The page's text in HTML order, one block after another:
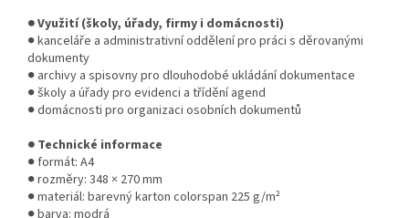
● Využití (školy, úřady, firmy i domácnosti)
● kanceláře a administrativní oddělení pro práci s děrovanými
dokumenty
● archivy a spisovny pro dlouhodobé ukládání dokumentace
● školy a úřady pro evidenci a třídění agend
● domácnosti pro organizaci osobních dokumentů
● Technické informace
● formát: A4
● rozměry: 348 × 270 mm
● materiál: barevný karton colorspan 225 g/m²